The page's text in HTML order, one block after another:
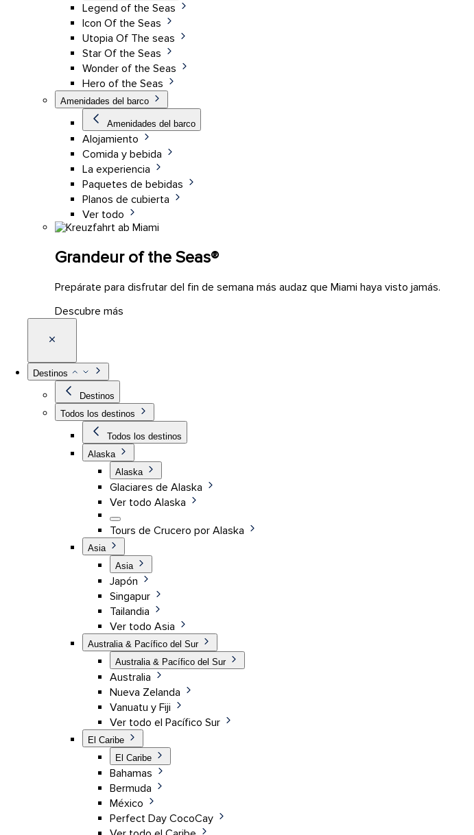
Legend of the Seas
Icon Of the Seas
Utopia Of The seas
Star Of the Seas
Wonder of the Seas
Hero of the Seas
Amenidades del barco
Amenidades del barco
Alojamiento
Comida y bebida
La experiencia
Paquetes de bebidas
Planos de cubierta
Ver todo
Grandeur of the Seas®
Prepárate para disfrutar del fin de semana más audaz que Miami haya visto jamás.
Descubre más
Destinos
Destinos
Todos los destinos
Todos los destinos
Alaska
Alaska
Glaciares de Alaska
Ver todo Alaska
Tours de Crucero por Alaska
Asia
Asia
Japón
Singapur
Tailandia
Ver todo Asia
Australia & Pacífico del Sur
Australia & Pacífico del Sur
Australia
Nueva Zelanda
Vanuatu y Fiji
Ver todo el Pacífico Sur
El Caribe
El Caribe
Bahamas
Bermuda
México
Perfect Day CocoCay